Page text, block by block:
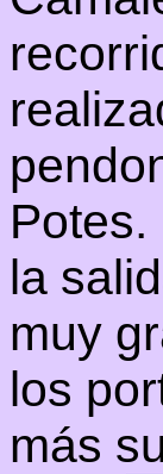
la
muy
los
más